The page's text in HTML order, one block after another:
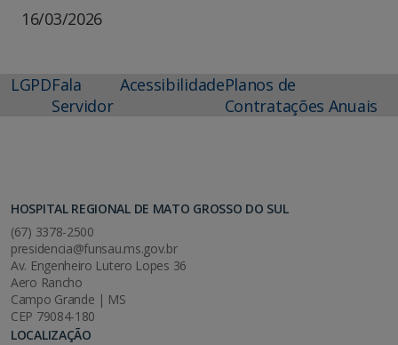
16/03/2026
LGPDFala
Servidor
AcessibilidadePlanos de
Contratações Anuais
HOSPITAL REGIONAL DE MATO GROSSO DO SUL
(67) 3378-2500
presidencia@funsau.ms.gov.br
Av. Engenheiro Lutero Lopes 36
Aero Rancho
Campo Grande | MS
CEP 79084-180
LOCALIZAÇÃO